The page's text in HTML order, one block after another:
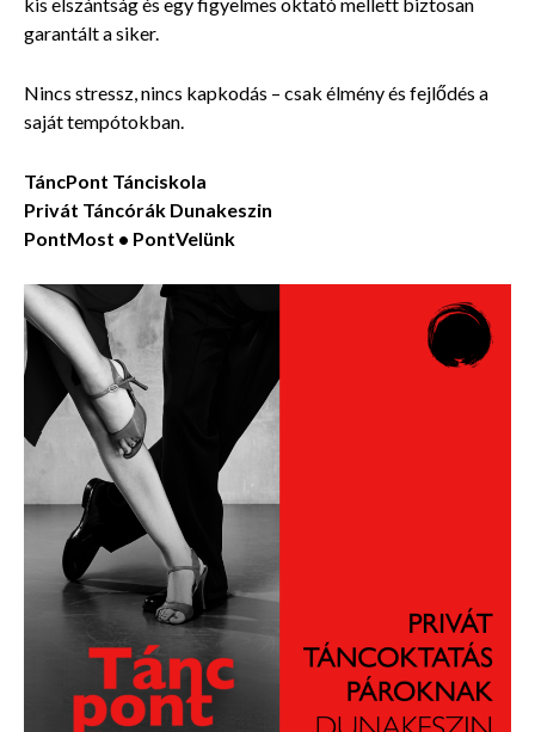
garantált a siker.
Nincs stressz, nincs kapkodás – csak élmény és fejlődés a
saját tempótokban.
TáncPont Tánciskola
Privát Táncórák Dunakeszin
PontMost • PontVelünk